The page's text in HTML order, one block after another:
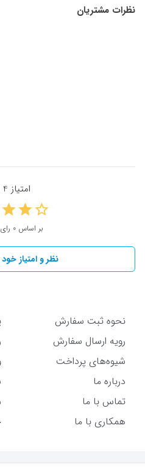
نظرات مشتریان
امتیاز 4 از 5
بر اساس 0 رای مشتریان
نظر و امتیاز
نحوه ثبت سفارش
رویه ارسال سفارش
شیوه‌های پرداخت
درباره ما
تماس با ما
همکاری با ما